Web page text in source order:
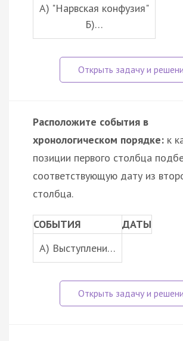
A) "Нарвская конфузия"
Б)…
Расположите события в
хронологическом порядке: к
позиции первого столбца
соответствующую дату из
столбца.
СОБЫТИЯ
ДАТЫ
A) Выступлени…